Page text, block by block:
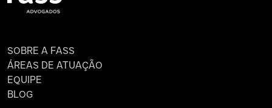
SOBRE A FASS
ÁREAS DE ATUAÇÃO
EQUIPE
BLOG